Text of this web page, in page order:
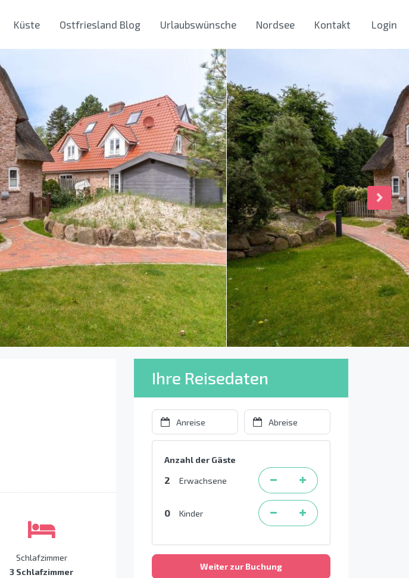
Küste Ostfriesland Blog Urlaubswünsche Nordsee Kontakt Login
Schlafzimmer
3 Schlafzimmer
Ihre Reisedaten
Anzahl der Gäste
2 Erwachsene
0 Kinder
Weiter zur Buchung